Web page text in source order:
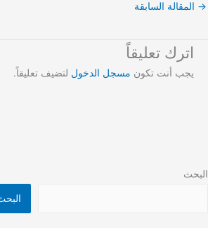
→ المقالة السابقة
اترك تعليقاً
يجب أنت تكون مسجل الدخول لتضيف تعليقاً.
البحث